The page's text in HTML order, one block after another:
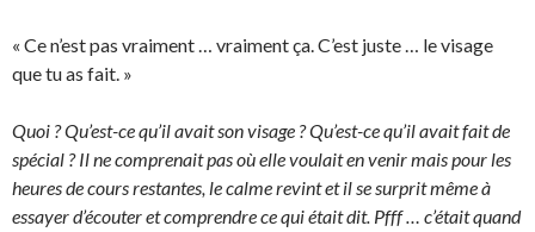
« Ce n’est pas vraiment … vraiment ça. C’est juste … le visage
que tu as fait. »
Quoi ? Qu’est-ce qu’il avait son visage ? Qu’est-ce qu’il avait fait de
spécial ? Il ne comprenait pas où elle voulait en venir mais pour les
heures de cours restantes, le calme revint et il se surprit même à
essayer d’écouter et comprendre ce qui était dit. Pfff … c’était quand